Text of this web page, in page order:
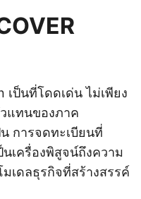
เป็นที่โดดเด่น ไม่เพียง
แทนของภาค
การจดทะเบียนที่
เครื่องพิสูจน์ถึงความ
เดลธุรกิจที่สร้างสรรค์